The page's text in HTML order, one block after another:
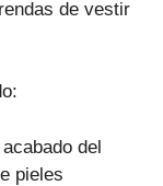
de vestir
del
pieles